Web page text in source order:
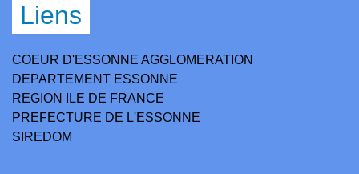
Liens
COEUR D'ESSONNE AGGLOMERATION
DEPARTEMENT ESSONNE
REGION ILE DE FRANCE
PREFECTURE DE L'ESSONNE
SIREDOM